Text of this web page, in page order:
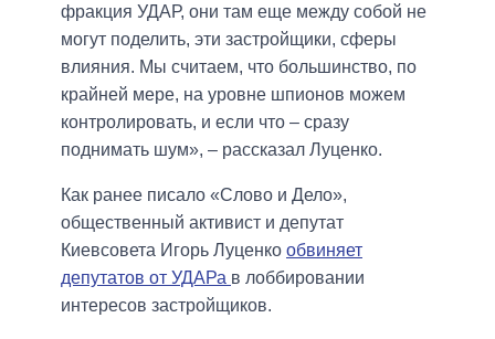
фракция УДАР, они там еще между собой не
могут поделить, эти застройщики, сферы
влияния. Мы считаем, что большинство, по
крайней мере, на уровне шпионов можем
контролировать, и если что – сразу
поднимать шум», – рассказал Луценко.
Как ранее писало «Слово и Дело»,
общественный активист и депутат
Киевсовета Игорь Луценко обвиняет
депутатов от УДАРа в лоббировании
интересов застройщиков.